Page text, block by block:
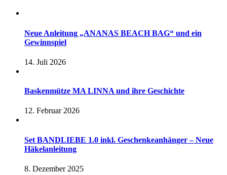
Neue Anleitung „ANANAS BEACH BAG“ und ein
Gewinnspiel
14. Juli 2026
Baskenmütze MA LINNA und ihre Geschichte
12. Februar 2026
Set BANDLIEBE 1.0 inkl. Geschenkeanhänger – Neue
Häkelanleitung
8. Dezember 2025